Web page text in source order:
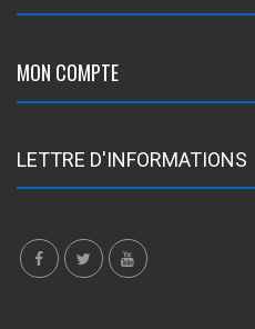
MON COMPTE
LETTRE D'INFORMATIONS